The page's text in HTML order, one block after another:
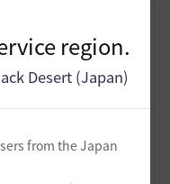
region.
Desert (Japan)
from the Japan
した収益源としても
）。
装備強化素材や希少